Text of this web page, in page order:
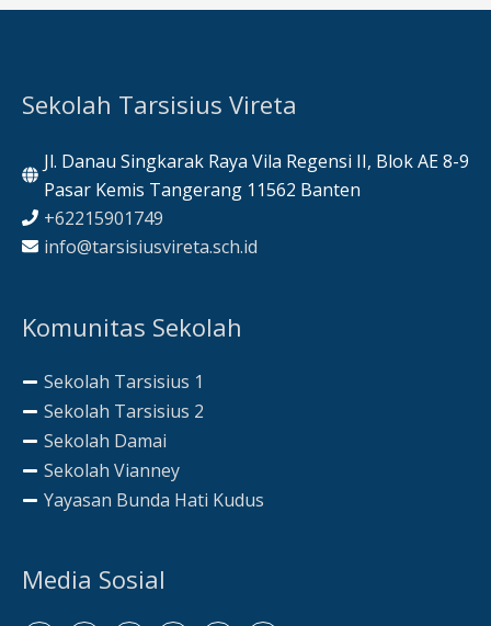
Sekolah Tarsisius Vireta
Jl. Danau Singkarak Raya Vila Regensi II, Blok AE 8-9
Pasar Kemis Tangerang 11562 Banten
+62215901749
info@tarsisiusvireta.sch.id
Komunitas Sekolah
Sekolah Tarsisius 1
Sekolah Tarsisius 2
Sekolah Damai
Sekolah Vianney
Yayasan Bunda Hati Kudus
Media Sosial